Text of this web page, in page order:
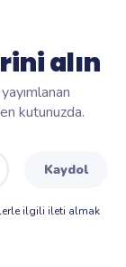
alın
kutunuzda.
Kaydol
ilgili ileti almak